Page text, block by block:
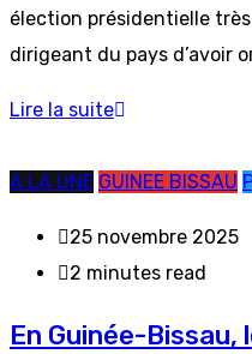
élection présidentielle
dirigeant du pays d’avoir
Lire la suite
A LA UNE GUINEE BISSAU
25 novembre 2025
2 minutes read
En Guinée-Bissau,